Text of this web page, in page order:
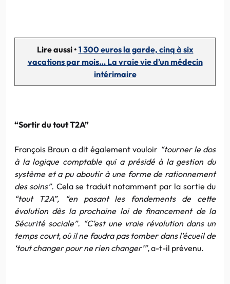
Lire aussi • 1 300 euros la garde, cinq à six
vacations par mois… La vraie vie d’un médecin
intérimaire
“Sortir du tout T2A”
François Braun a dit également vouloir “tourner le dos
à la logique comptable qui a présidé à la gestion du
système et a pu aboutir à une forme de rationnement
des soins”. Cela se traduit notamment par la sortie du
“tout T2A”, “en posant les fondements de cette
évolution dès la prochaine loi de financement de la
Sécurité sociale”. “C’est une vraie révolution dans un
temps court, où il ne faudra pas tomber dans l’écueil de
‘tout changer pour ne rien changer’”,a-t-il prévenu.